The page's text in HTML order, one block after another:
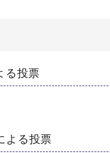
る投票
よる投票